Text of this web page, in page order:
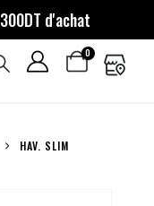
d'achat
0
HAV. SLIM